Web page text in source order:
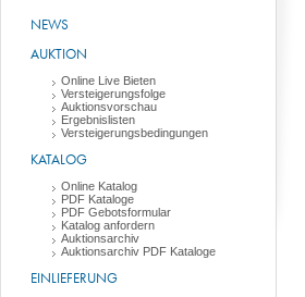
NEWS
AUKTION
Online Live Bieten
Versteigerungsfolge
Auktionsvorschau
Ergebnislisten
Versteigerungsbedingungen
KATALOG
Online Katalog
PDF Kataloge
PDF Gebotsformular
Katalog anfordern
Auktionsarchiv
Auktionsarchiv PDF Kataloge
EINLIEFERUNG